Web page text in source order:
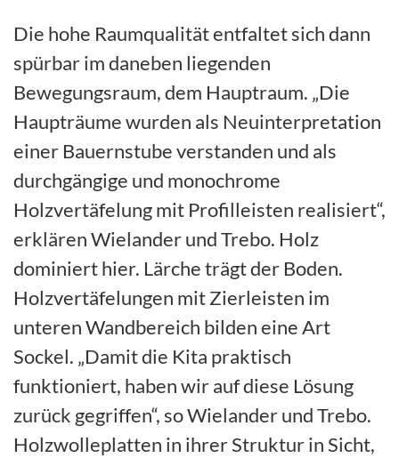
Die hohe Raumqualität entfaltet sich dann
spürbar im daneben liegenden
Bewegungsraum, dem Hauptraum. „Die
Haupträume wurden als Neuinterpretation
einer Bauernstube verstanden und als
durchgängige und monochrome
Holzvertäfelung mit Profilleisten realisiert“,
erklären Wielander und Trebo. Holz
dominiert hier. Lärche trägt der Boden.
Holzvertäfelungen mit Zierleisten im
unteren Wandbereich bilden eine Art
Sockel. „Damit die Kita praktisch
funktioniert, haben wir auf diese Lösung
zurück gegriffen“, so Wielander und Trebo.
Holzwolleplatten in ihrer Struktur in Sicht,